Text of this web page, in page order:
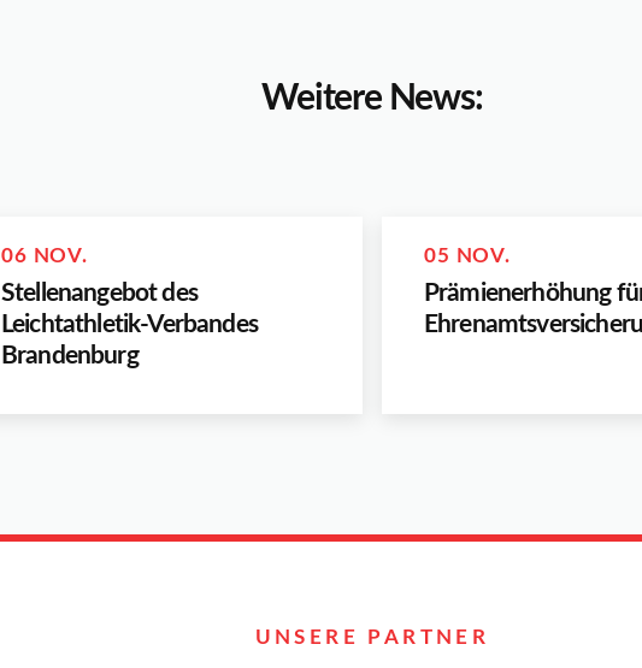
Weitere News:
06 NOV.
Stellenangebot des
Leichtathletik-Verbandes
Brandenburg
05 NOV.
Prämienerhöhung
UNSERE PARTNER